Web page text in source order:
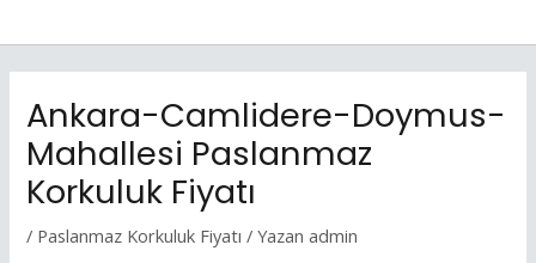
Ankara-Camlidere-Doymus-
Mahallesi Paslanmaz
Korkuluk Fiyatı
/ Paslanmaz Korkuluk Fiyatı / Yazan admin